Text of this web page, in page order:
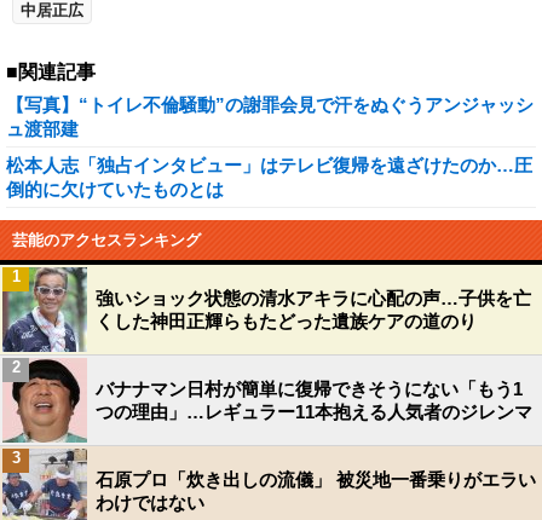
中居正広
■関連記事
【写真】“トイレ不倫騒動”の謝罪会見で汗をぬぐうアンジャッシ
ュ渡部建
松本人志「独占インタビュー」はテレビ復帰を遠ざけたのか…圧
倒的に欠けていたものとは
芸能のアクセスランキング
強いショック状態の清水アキラに心配の声…子供を亡
くした神田正輝らもたどった遺族ケアの道のり
1
バナナマン日村が簡単に復帰できそうにない「もう1
つの理由」…レギュラー11本抱える人気者のジレンマ
2
石原プロ「炊き出しの流儀」 被災地一番乗りがエラい
わけではない
3